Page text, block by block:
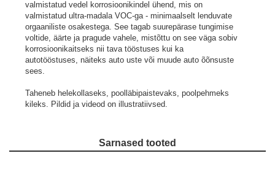
valmistatud vedel korrosioonikindel ühend, mis on
valmistatud ultra-madala VOC-ga - minimaalselt lenduvate
orgaaniliste osakestega. See tagab suurepärase tungimise
voltide, äärte ja pragude vahele, mistõttu on see väga sobiv
korrosioonikaitseks nii tava tööstuses kui ka
autotööstuses, näiteks auto uste või muude auto õõnsuste
sees.
Taheneb helekollaseks, poolläbipaistevaks, poolpehmeks
kileks. Pildid ja videod on illustratiivsed.
Sarnased tooted